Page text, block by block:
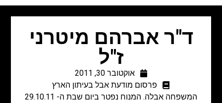
ד"ר אברהם מיטרני
ז"ל
אוקטובר 30, 2011
פרסום מודעת אבל בעיתון הארץ
המשפחה אבלה. המנוח נפטר ביום שבת ה- 29.10.11